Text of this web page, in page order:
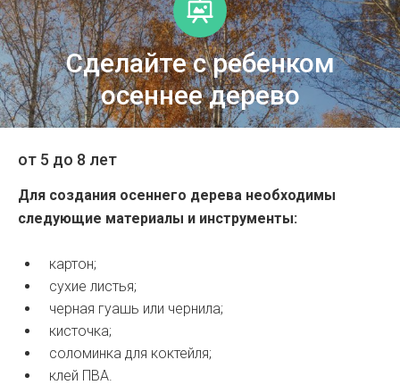
Сделайте с ребенком
осеннее дерево
от 5 до 8 лет
Для создания осеннего дерева необходимы
следующие материалы и инструменты:
картон;
сухие листья;
черная гуашь или чернила;
кисточка;
соломинка для коктейля;
клей ПВА.